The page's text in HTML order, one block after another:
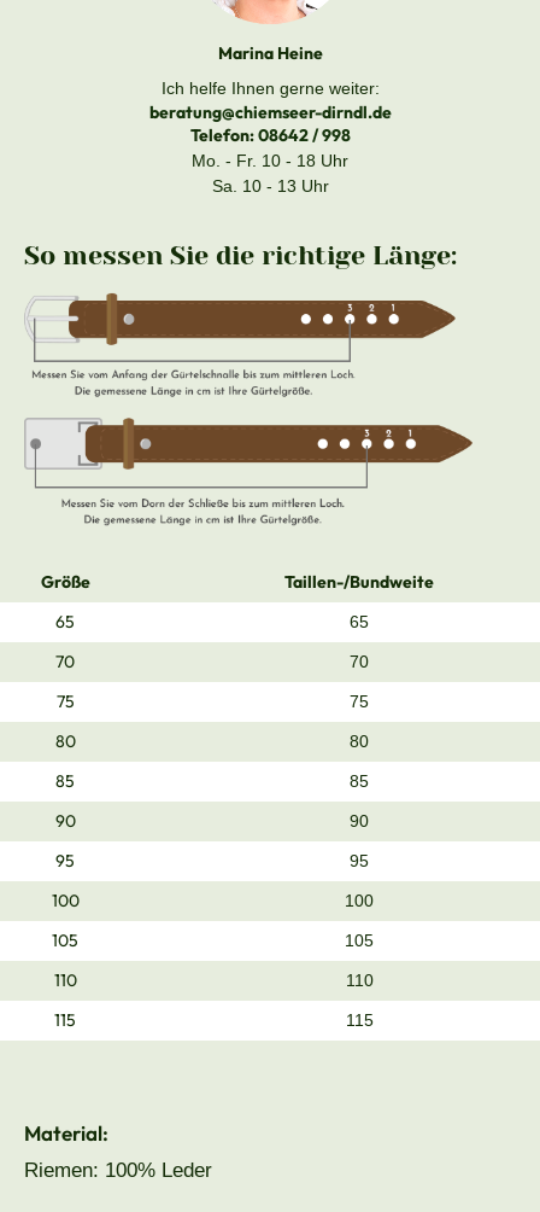
Marina Heine
Ich helfe Ihnen gerne weiter:
beratung@chiemseer-dirndl.de
Telefon:08642 / 998
Mo. - Fr. 10 - 18 Uhr
Sa. 10 - 13 Uhr
So messen Sie die richtige Länge:
Größe
Taillen-/Bundweite
65
65
70 70
75 75
80 80
85 85
90 90
95 95
100 100
105 105
110 110
115 115
Material:
Riemen: 100% Leder